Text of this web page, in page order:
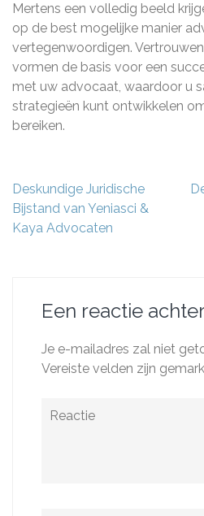
Mertens een volledig beeld
op de best mogelijke manier
vertegenwoordigen.
vormen de basis voor een
met uw advocaat, waardoor u
strategieën kunt ontwikkelen
bereiken.
Berichtnavigatie
Deskundige Juridische
Bijstand van Yeniasci &
Kaya Advocaten
Een reactie
Je e-mailadres zal niet
Vereiste velden zijn
Reactie